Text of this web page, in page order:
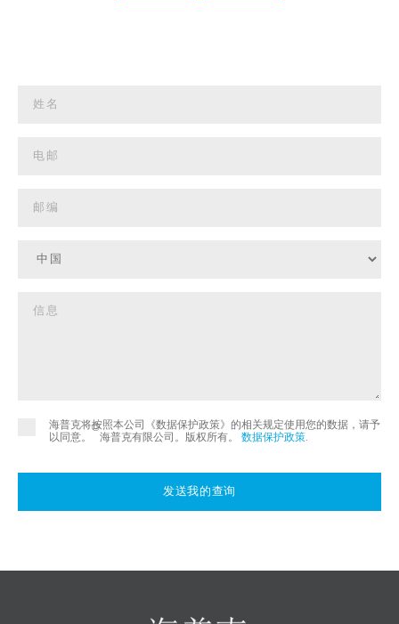
海普克将按照本公司《数据保护政策》的相关规定使用您的数据，请予
以同意。
©
海普克有限公司。版权所有。 数据保护政策.
发送我的查询